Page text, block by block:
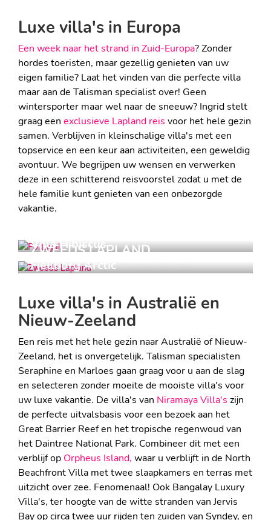
Luxe villa's in Europa
Een week naar het strand in Zuid-Europa? Zonder
hordes toeristen, maar gezellig genieten van uw
eigen familie? Laat het vinden van die perfecte villa
maar aan de Talisman specialist over! Geen
wintersporter maar wel naar de sneeuw? Ingrid stelt
graag een exclusieve Lapland reis voor het hele gezin
samen. Verblijven in kleinschalige villa's met een
topservice en een keur aan activiteiten, een geweldig
avontuur. We begrijpen uw wensen en verwerken
deze in een schitterend reisvoorstel zodat u met de
hele familie kunt genieten van een onbezorgde
vakantie.
Villa Hibiscus
ZWEEDS LAPLAND
Fjellborg Arctic
Luxe villa's in Australië en
Nieuw-Zeeland
Een reis met het hele gezin naar Australië of Nieuw-
Zeeland, het is onvergetelijk. Talisman specialisten
Seraphine en Marloes gaan graag voor u aan de slag
en selecteren zonder moeite de mooiste villa's voor
uw luxe vakantie. De villa's van Niramaya Villa's zijn
de perfecte uitvalsbasis voor een bezoek aan het
Great Barrier Reef en het tropische regenwoud van
het Daintree National Park. Combineer dit met een
verblijf op Orpheus Island, waar u verblijft in de North
Beachfront Villa met twee slaapkamers en terras met
uitzicht over zee. Fenomenaal! Ook Bangalay Luxury
Villa's, ter hoogte van de witte stranden van Jervis
Bay op circa twee uur rijden ten zuiden van Syndey, en